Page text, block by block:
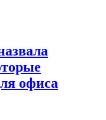
офиса